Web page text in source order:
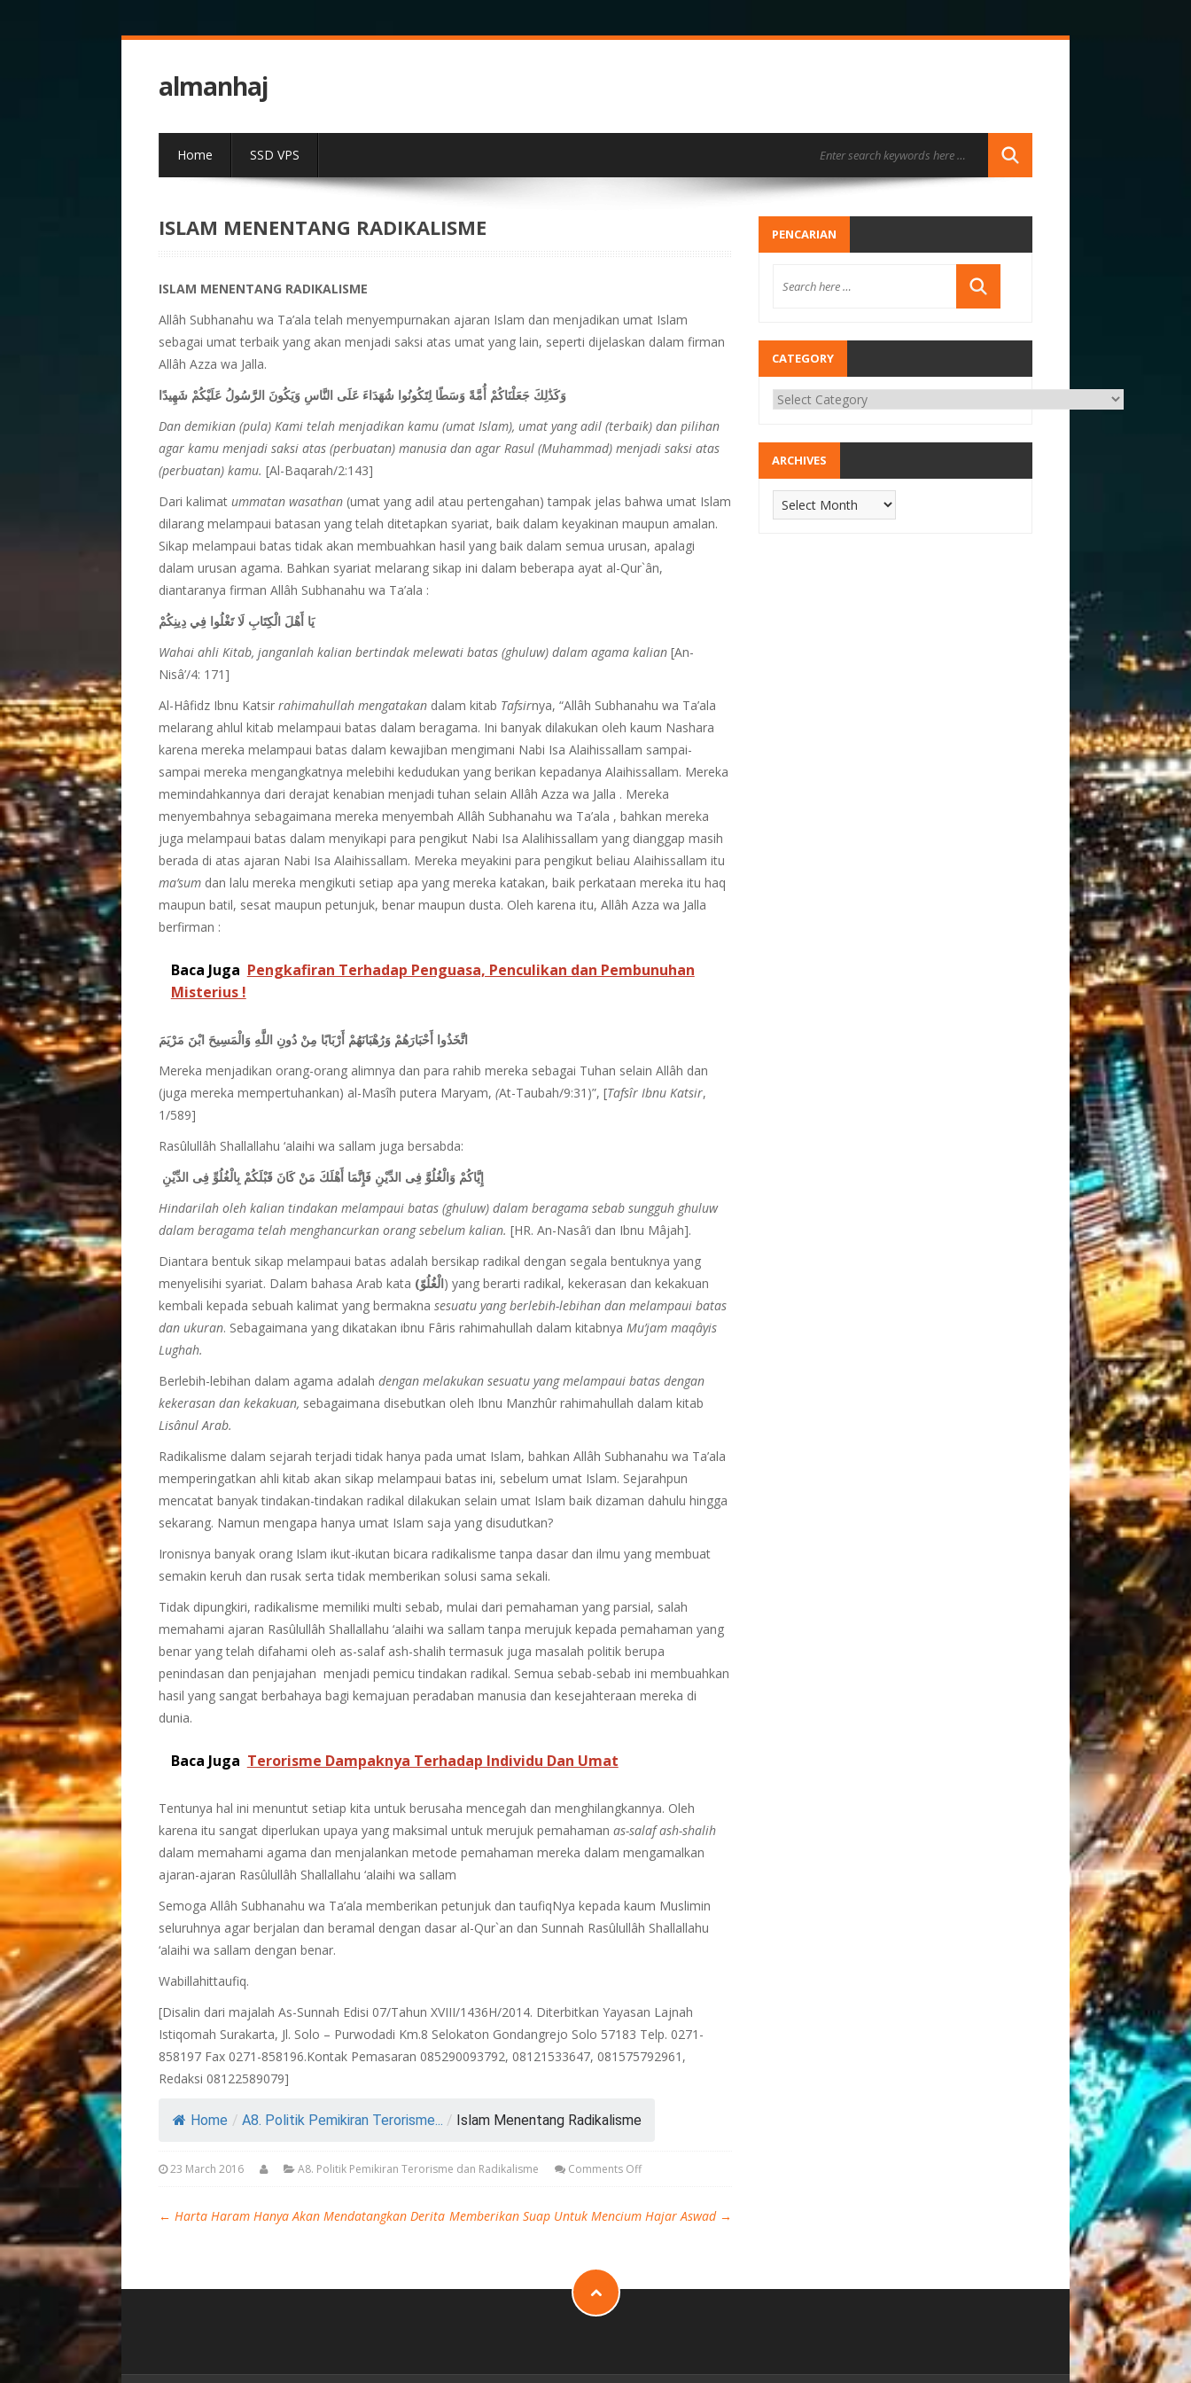
almanhaj
Home SSD VPS
ISLAM MENENTANG RADIKALISME
ISLAM MENENTANG RADIKALISME
Allâh Subhanahu wa Ta’ala telah menyempurnakan ajaran Islam dan menjadikan umat Islam
sebagai umat terbaik yang akan menjadi saksi atas umat yang lain, seperti dijelaskan dalam firman
Allâh Azza wa Jalla.
وَكَذَٰلِكَ جَعَلْنَاكُمْ أُمَّةً وَسَطًا لِتَكُونُوا شُهَدَاءَ عَلَى النَّاسِ وَيَكُونَ الرَّسُولُ عَلَيْكُمْ شَهِيدًا
Dan demikian (pula) Kami telah menjadikan kamu (umat Islam), umat yang adil (terbaik) dan pilihan
agar kamu menjadi saksi atas (perbuatan) manusia dan agar Rasul (Muhammad) menjadi saksi atas
(perbuatan) kamu. [Al-Baqarah/2:143]
Dari kalimat ummatan wasathan(umat yang adil atau pertengahan) tampak jelas bahwa umat Islam
dilarang melampaui batasan yang telah ditetapkan syariat, baik dalam keyakinan maupun amalan.
Sikap melampaui batas tidak akan membuahkan hasil yang baik dalam semua urusan, apalagi
dalam urusan agama. Bahkan syariat melarang sikap ini dalam beberapa ayat al-Qur`ân,
diantaranya firman Allâh Subhanahu wa Ta’ala :
يَا أَهْلَ الْكِتَابِ لَا تَغْلُوا فِي دِينِكُمْ
Wahai ahli Kitab, janganlah kalian bertindak melewati batas (ghuluw) dalam agama kalian[An-
Nisâ’/4: 171]
Al-Hâfidz Ibnu Katsir rahimahullah mengatakandalam kitab Tafsirnya, “Allâh Subhanahu wa Ta’ala
melarang ahlul kitab melampaui batas dalam beragama. Ini banyak dilakukan oleh kaum Nashara
karena mereka melampaui batas dalam kewajiban mengimani Nabi Isa Alaihissallam sampai-
sampai mereka mengangkatnya melebihi kedudukan yang berikan kepadanya Alaihissallam. Mereka
memindahkannya dari derajat kenabian menjadi tuhan selain Allâh Azza wa Jalla . Mereka
menyembahnya sebagaimana mereka menyembah Allâh Subhanahu wa Ta’ala , bahkan mereka
juga melampaui batas dalam menyikapi para pengikut Nabi Isa Alalihissallam yang dianggap masih
berada di atas ajaran Nabi Isa Alaihissallam. Mereka meyakini para pengikut beliau Alaihissallam itu
ma’sumdan lalu mereka mengikuti setiap apa yang mereka katakan, baik perkataan mereka itu haq
maupun batil, sesat maupun petunjuk, benar maupun dusta. Oleh karena itu, Allâh Azza wa Jalla
berfirman :
Baca Juga Pengkafiran Terhadap Penguasa, Penculikan dan Pembunuhan
Misterius !
اتَّخَذُوا أَحْبَارَهُمْ وَرُهْبَانَهُمْ أَرْبَابًا مِنْ دُونِ اللَّهِ وَالْمَسِيحَ ابْنَ مَرْيَمَ
Mereka menjadikan orang-orang alimnya dan para rahib mereka sebagai Tuhan selain Allâh dan
(juga mereka mempertuhankan) al-Masîh putera Maryam, (At-Taubah/9:31)”, [Tafsîr Ibnu Katsir,
1/589]
Rasûlullâh Shallallahu ‘alaihi wa sallam juga bersabda:
إِيَّاكُمْ وَالْغُلُوَّ فِى الدِّيْنِ فَإِنَّمَا أَهْلَكَ مَنْ كَانَ قَبْلَكُمْ بِالْغُلُوِّ فِى الدِّيْنِ
Hindarilah oleh kalian tindakan melampaui batas (ghuluw) dalam beragama sebab sungguh ghuluw
dalam beragama telah menghancurkan orang sebelum kalian. [HR. An-Nasâ’i dan Ibnu Mâjah].
Diantara bentuk sikap melampaui batas adalah bersikap radikal dengan segala bentuknya yang
menyelisihi syariat. Dalam bahasa Arab kata
(الْغُلُوّ) yang berarti radikal, kekerasan dan kekakuan
kembali kepada sebuah kalimat yang bermakna sesuatu yang berlebih-lebihan dan melampaui batas
dan ukuran. Sebagaimana yang dikatakan ibnu Fâris rahimahullah dalam kitabnya Mu’jam maqâyis
Lughah.
Berlebih-lebihan dalam agama adalah dengan melakukan sesuatu yang melampaui batas dengan
kekerasan dan kekakuan, sebagaimana disebutkan oleh Ibnu Manzhûr rahimahullah dalam kitab
Lisânul Arab.
Radikalisme dalam sejarah terjadi tidak hanya pada umat Islam, bahkan Allâh Subhanahu wa Ta’ala
memperingatkan ahli kitab akan sikap melampaui batas ini, sebelum umat Islam. Sejarahpun
mencatat banyak tindakan-tindakan radikal dilakukan selain umat Islam baik dizaman dahulu hingga
sekarang. Namun mengapa hanya umat Islam saja yang disudutkan?
Ironisnya banyak orang Islam ikut-ikutan bicara radikalisme tanpa dasar dan ilmu yang membuat
semakin keruh dan rusak serta tidak memberikan solusi sama sekali.
Tidak dipungkiri, radikalisme memiliki multi sebab, mulai dari pemahaman yang parsial, salah
memahami ajaran Rasûlullâh Shallallahu ‘alaihi wa sallam tanpa merujuk kepada pemahaman yang
benar yang telah difahami oleh as-salaf ash-shalih termasuk juga masalah politik berupa
penindasan dan penjajahan menjadi pemicu tindakan radikal. Semua sebab-sebab ini membuahkan
hasil yang sangat berbahaya bagi kemajuan peradaban manusia dan kesejahteraan mereka di
dunia.
Baca Juga Terorisme Dampaknya Terhadap Individu Dan Umat
Tentunya hal ini menuntut setiap kita untuk berusaha mencegah dan menghilangkannya. Oleh
karena itu sangat diperlukan upaya yang maksimal untuk merujuk pemahaman as-salaf ash-shalih
dalam memahami agama dan menjalankan metode pemahaman mereka dalam mengamalkan
ajaran-ajaran Rasûlullâh Shallallahu ‘alaihi wa sallam
Semoga Allâh Subhanahu wa Ta’ala memberikan petunjuk dan taufiqNya kepada kaum Muslimin
seluruhnya agar berjalan dan beramal dengan dasar al-Qur`an dan Sunnah Rasûlullâh Shallallahu
‘alaihi wa sallam dengan benar.
Wabillahittaufiq.
[Disalin dari majalah As-Sunnah Edisi 07/Tahun XVIII/1436H/2014. Diterbitkan Yayasan Lajnah
Istiqomah Surakarta, Jl. Solo – Purwodadi Km.8 Selokaton Gondangrejo Solo 57183 Telp. 0271-
858197 Fax 0271-858196.Kontak Pemasaran 085290093792, 08121533647, 081575792961,
Redaksi 08122589079]
Home / A8. Politik Pemikiran Terorisme... / Islam Menentang Radikalisme
23 March 2016 A8. Politik Pemikiran Terorisme dan Radikalisme Comments Off
← Harta Haram Hanya Akan Mendatangkan Derita Memberikan Suap Untuk Mencium Hajar Aswad →
PENCARIAN
CATEGORY
ARCHIVES